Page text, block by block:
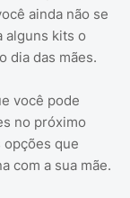
ainda não se
alguns kits o
dia das mães.
você pode
no próximo
que
com a sua mãe.